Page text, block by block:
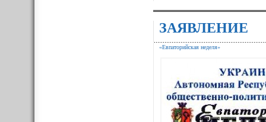
ЗАЯВЛЕНИЕ
«Евпаторийская неделя»